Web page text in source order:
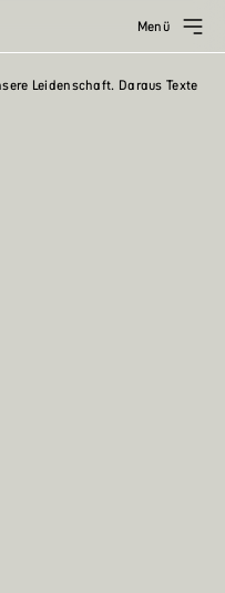
Menü
Leidenschaft. Daraus Texte